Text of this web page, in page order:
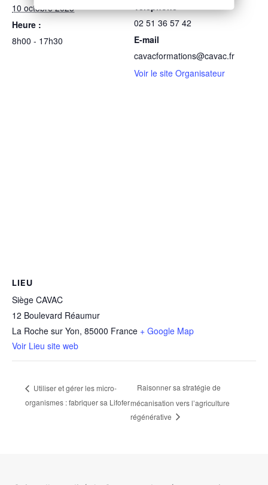
10 octobre 2025
Heure :
8h00 - 17h30
Téléphone
02 51 36 57 42
E-mail
cavacformations@cavac.fr
Voir le site Organisateur
LIEU
Siège CAVAC
12 Boulevard Réaumur
La Roche sur Yon, 85000 France + Google Map
Voir Lieu site web
Utiliser et gérer les micro-
organismes : fabriquer sa Lifofer
Raisonner sa stratégie de
mécanisation vers l’agriculture
régénérative